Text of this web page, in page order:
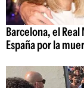
Barcelona, el
España por la